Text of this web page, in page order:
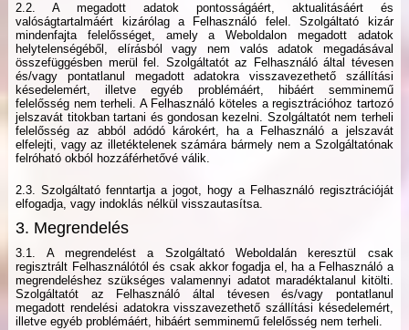
2.2. A megadott adatok pontosságáért, aktualitásáért és
valóságtartalmáért kizárólag a Felhasználó felel. Szolgáltató kizár
mindenfajta felelősséget, amely a Weboldalon megadott adatok
helytelenségéből, elírásból vagy nem valós adatok megadásával
összefüggésben merül fel. Szolgáltatót az Felhasználó által tévesen
és/vagy pontatlanul megadott adatokra visszavezethető szállítási
késedelemért, illetve egyéb problémáért, hibáért semminemű
felelősség nem terheli. A Felhasználó köteles a regisztrációhoz tartozó
jelszavát titokban tartani és gondosan kezelni. Szolgáltatót nem terheli
felelősség az abból adódó károkért, ha a Felhasználó a jelszavát
elfelejti, vagy az illetéktelenek számára bármely nem a Szolgáltatónak
felróható okból hozzáférhetővé válik.
2.3. Szolgáltató fenntartja a jogot, hogy a Felhasználó regisztrációját
elfogadja, vagy indoklás nélkül visszautasítsa.
3. Megrendelés
3.1. A megrendelést a Szolgáltató Weboldalán keresztül csak
regisztrált Felhasználótól és csak akkor fogadja el, ha a Felhasználó a
megrendeléshez szükséges valamennyi adatot maradéktalanul kitölti.
Szolgáltatót az Felhasználó által tévesen és/vagy pontatlanul
megadott rendelési adatokra visszavezethető szállítási késedelemért,
illetve egyéb problémáért, hibáért semminemű felelősség nem terheli.